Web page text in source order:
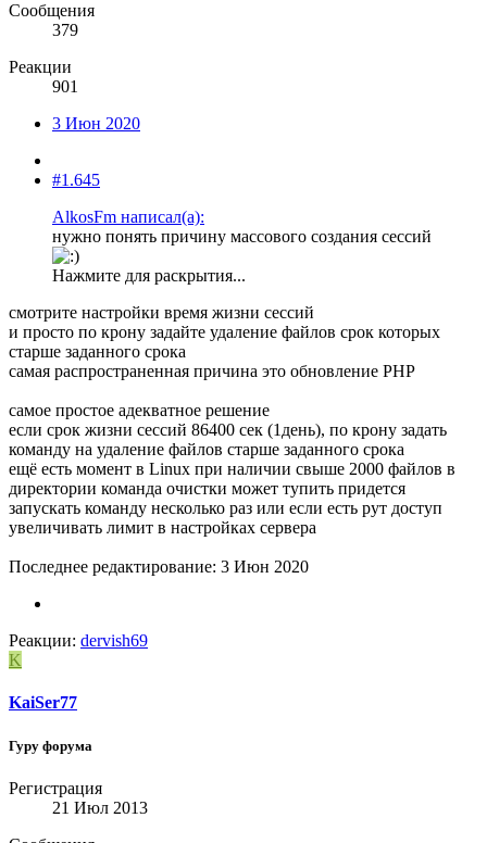
Сообщения
379
Реакции
901
3 Июн 2020
#1.645
AlkosFm написал(а):
нужно понять причину массового создания сессий
Нажмите для раскрытия...
смотрите настройки время жизни сессий
и просто по крону задайте удаление файлов срок которых
старше заданного срока
самая распространенная причина это обновление PHP
самое простое адекватное решение
если срок жизни сессий 86400 сек (1день), по крону задать
команду на удаление файлов старше заданного срока
ещё есть момент в Linux при наличии свыше 2000 файлов в
директории команда очистки может тупить придется
запускать команду несколько раз или если есть рут доступ
увеличивать лимит в настройках сервера
Последнее редактирование: 3 Июн 2020
Реакции: dervish69
K
KaiSer77
Гуру форума
Регистрация
21 Июл 2013